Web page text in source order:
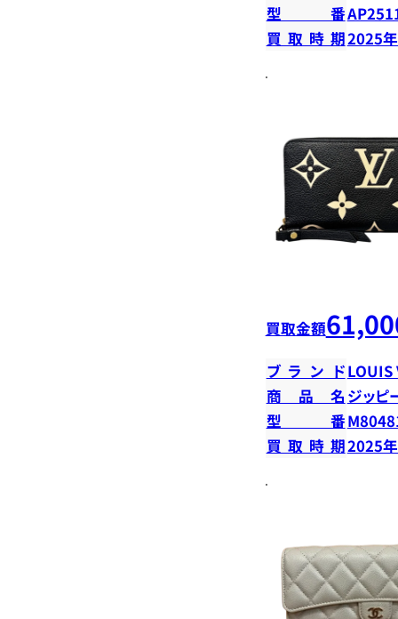
型番
買取時期2025
買取金額
ブランドLOUIS
商品名 ジッピ
型番
買取時期2025